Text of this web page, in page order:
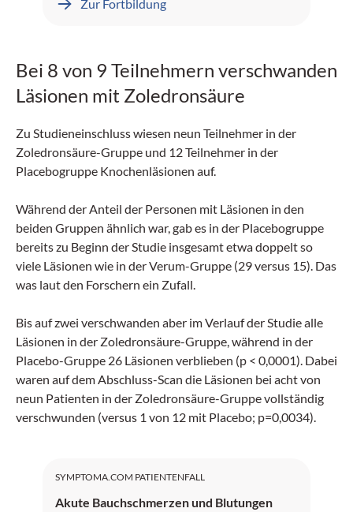
Guidelines? Und welche Rolle spielen SGLT2-
Fachgesellschaft angefragt. Wir wünschen Ihnen
Zur Fortbildung
Bei 8 von 9 Teilnehmern verschwanden
Läsionen mit Zoledronsäure
Zu Studieneinschluss wiesen neun Teilnehmer in der
Zoledronsäure-Gruppe und 12 Teilnehmer in der
Placebogruppe Knochenläsionen auf.
Während der Anteil der Personen mit Läsionen in den
beiden Gruppen ähnlich war, gab es in der Placebogruppe
bereits zu Beginn der Studie insgesamt etwa doppelt so
viele Läsionen wie in der Verum-Gruppe (29 versus 15). Das
was laut den Forschern ein Zufall.
Bis auf zwei verschwanden aber im Verlauf der Studie alle
Läsionen in der Zoledronsäure-Gruppe, während in der
Placebo-Gruppe 26 Läsionen verblieben (p < 0,0001). Dabei
waren auf dem Abschluss-Scan die Läsionen bei acht von
neun Patienten in der Zoledronsäure-Gruppe vollständig
verschwunden (versus 1 von 12 mit Placebo; p=0,0034).
SYMPTOMA.COM PATIENTENFALL
Akute Bauchschmerzen und Blutungen